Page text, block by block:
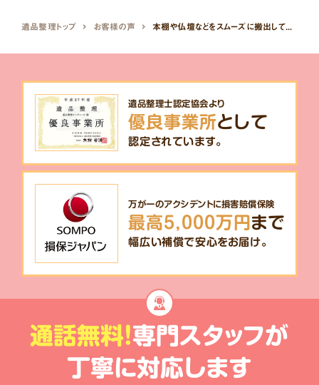
遺品整理トップ お客様の声
遺品整理士認定協会より
優良事業所として
認定されています。
万が一のアクシデントに損害賠償保険
最高5,000万円まで
幅広い補償で安心をお届け。
通話無料!専門スタッフが
丁寧に対応します